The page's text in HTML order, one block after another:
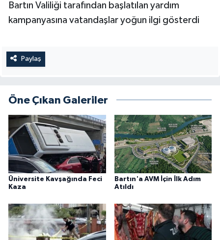
Bartın Valiliği tarafından başlatılan yardım
kampanyasına vatandaşlar yoğun ilgi gösterdi
Paylaş
Öne Çıkan Galeriler
Üniversite Kavşağında Feci
Kaza
Bartın'a AVM İçin İlk Adım
Atıldı